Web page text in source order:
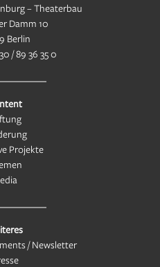
– Theaterbau
Damm 10
Berlin
/ 89 36 35 0
Projekte
/ Newsletter